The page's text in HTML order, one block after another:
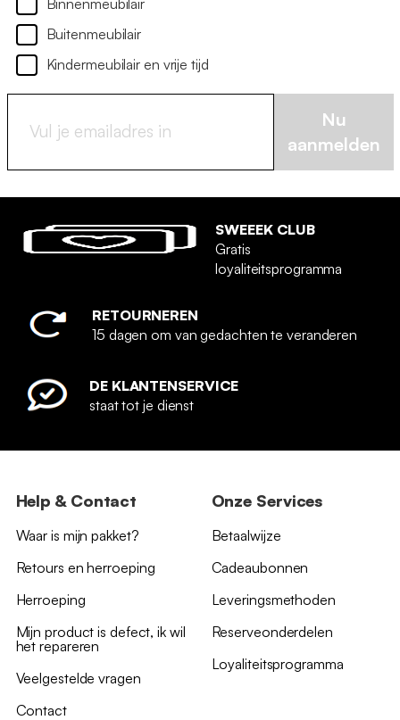
Buitenmeubilair
Kindermeubilair en vrije tijd
Nu
aanmelden
SWEEEK CLUB
Gratis
loyaliteitsprogramma
RETOURNEREN
15 dagen om van gedachten te veranderen
DE KLANTENSERVICE
staat tot je dienst
Help & Contact
Waar is mijn pakket?
Retours en herroeping
Herroeping
Mijn product is defect, ik wil
het repareren
Veelgestelde vragen
Contact
Onze Services
Betaalwijze
Cadeaubonnen
Leveringsmethoden
Reserveonderdelen
Loyaliteitsprogramma